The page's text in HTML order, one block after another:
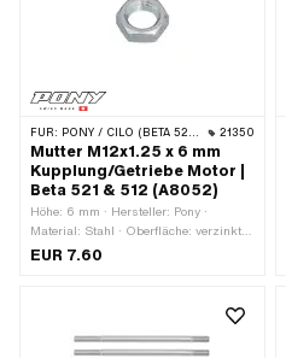
FÜR: PONY / CILO (BETA 521 & 512) 21350
Mutter M12x1.25 x 6 mm
Kupplung/Getriebe Motor |
Beta 521 & 512 (A8052)
Höhe: 6 mm · Hersteller: Pony ·
Material: Stahl · Oberfläche: verzinkt
(blau) · Gewindeart: MF12x1.25
Nenndurchmesser (Gewinde): 12 mm ·
EUR 7.60